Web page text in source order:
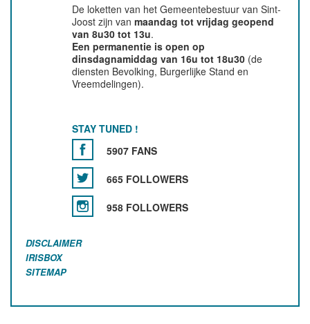
De loketten van het Gemeentebestuur van Sint-
Joost zijn vanmaandag tot vrijdag geopend
van 8u30 tot 13u.
Een permanentie is open op
dinsdagnamiddag van 16u tot 18u30 (de
diensten Bevolking, Burgerlijke Stand en
Vreemdelingen).
STAY TUNED !
5907 FANS
665 FOLLOWERS
958 FOLLOWERS
DISCLAIMER
IRISBOX
SITEMAP